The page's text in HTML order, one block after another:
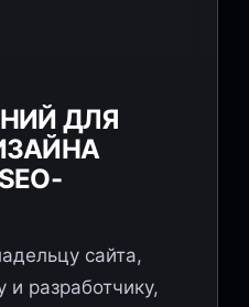
ДЛЯ
сайта,
и разработчику,